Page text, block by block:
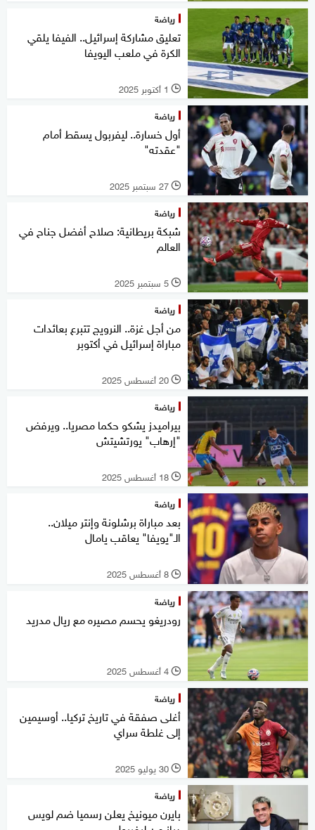
رياضة
تعليق مشاركة إسرائيل.. الفيفا يلقي
الكرة في ملعب اليويفا
l 1 أكتوبر 2025
رياضة
أول خسارة.. ليفربول يسقط أمام
"عقدته"
l 27 سبتمبر 2025
رياضة
شبكة بريطانية: صلاح أفضل جناح في
العالم
l 5 سبتمبر 2025
رياضة
من أجل غزة.. النرويج تتبرع بعائدات
مباراة إسرائيل في أكتوبر
l 20 أغسطس 2025
رياضة
بيراميدز يشكو حكما مصريا.. ويرفض
"إرهاب" يورتشيتش
l 18 أغسطس 2025
رياضة
بعد مباراة برشلونة وإنتر ميلان..
الـ"يويفا" يعاقب يامال
l 8 أغسطس 2025
رياضة
رودريغو يحسم مصيره مع ريال مدريد
l 4 أغسطس 2025
رياضة
أغلى صفقة في تاريخ تركيا.. أوسيمين
إلى غلطة سراي
l 30 يوليو 2025
رياضة
بايرن ميونيخ يعلن رسميا ضم لويس